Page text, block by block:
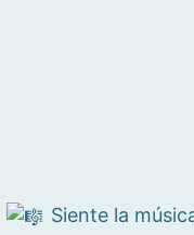
Siente la